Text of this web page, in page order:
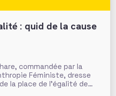
: quid de la cause
commandée par la
Féministe, dresse
la place de l’égalité de